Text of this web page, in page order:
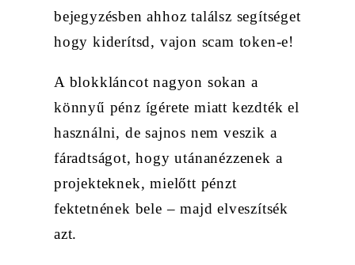
bejegyzésben ahhoz találsz segítséget
hogy kiderítsd, vajon scam token-e!
A blokkláncot nagyon sokan a
könnyű pénz ígérete miatt kezdték el
használni, de sajnos nem veszik a
fáradtságot, hogy utánanézzenek a
projekteknek, mielőtt pénzt
fektetnének bele – majd elveszítsék
azt.